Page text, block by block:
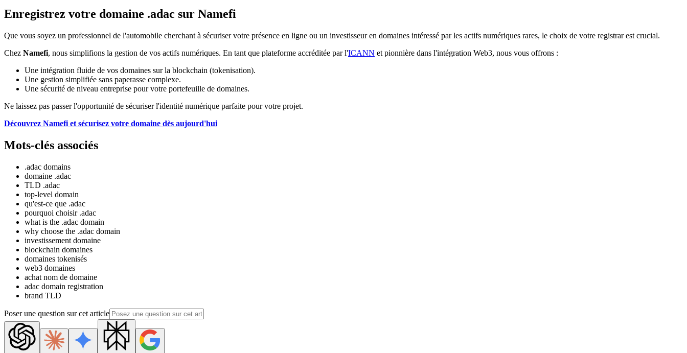
Enregistrez votre domaine .adac sur Namefi
Que vous soyez un professionnel de l'automobile cherchant à sécuriser votre présence en ligne ou un investisseur en domaines intéressé par les actifs numériques rares, le choix de votre registrar est crucial.
Chez Namefi, nous simplifions la gestion de vos actifs numériques. En tant que plateforme accréditée par l'ICANN et pionnière dans l'intégration Web3, nous vous offrons :
Une intégration fluide de vos domaines sur la blockchain (tokenisation).
Une gestion simplifiée sans paperasse complexe.
Une sécurité de niveau entreprise pour votre portefeuille de domaines.
Ne laissez pas passer l'opportunité de sécuriser l'identité numérique parfaite pour votre projet.
Découvrez Namefi et sécurisez votre domaine dès aujourd'hui
Mots-clés associés
.adac domains
domaine .adac
TLD .adac
top-level domain
qu'est-ce que .adac
pourquoi choisir .adac
what is the .adac domain
why choose the .adac domain
investissement domaine
blockchain domaines
domaines tokenisés
web3 domaines
achat nom de domaine
adac domain registration
brand TLD
Poser une question sur cet article